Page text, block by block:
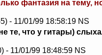
фантазия на тему,
- 11/01/99 18:58:19 NS
те, что у гитары)
11/01/99 18:48:59 NS